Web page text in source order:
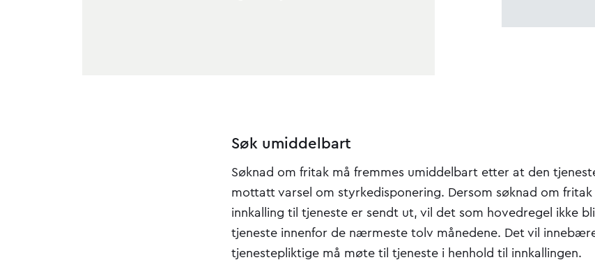
Søk umiddelbart
Søknad om fritak må fremmes umiddelbart etter at den
mottatt varsel om styrkedisponering. Dersom søknad om
innkalling til tjeneste er sendt ut, vil det som hovedregel ikke
tjeneste innenfor de nærmeste tolv månedene. Det vil
tjenestepliktige må møte til tjeneste i henhold til innkallingen.